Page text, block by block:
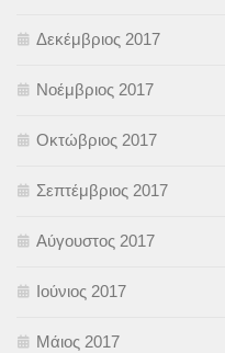
Δεκέμβριος 2017
Νοέμβριος 2017
Οκτώβριος 2017
Σεπτέμβριος 2017
Αύγουστος 2017
Ιούνιος 2017
Μάιος 2017